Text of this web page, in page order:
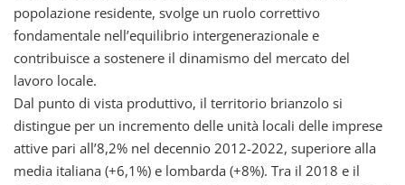
popolazione residente, svolge un ruolo correttivo
fondamentale nell’equilibrio intergenerazionale e
contribuisce a sostenere il dinamismo del mercato del
lavoro locale.
Dal punto di vista produttivo, il territorio brianzolo si
distingue per un incremento delle unità locali delle imprese
attive pari all’8,2% nel decennio 2012-2022, superiore alla
media italiana (+6,1%) e lombarda (+8%). Tra il 2018 e il